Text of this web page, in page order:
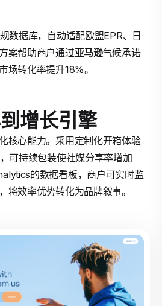
数据库，自动适配欧盟EPR、日
案帮助商户通过亚马逊气候承诺
场转化率提升18%。
增长引擎
核心能力。采用定制化开箱体验
可持续包装使社媒分享率增加
的数据看板，商户可实时监
将效率优势转化为品牌叙事。